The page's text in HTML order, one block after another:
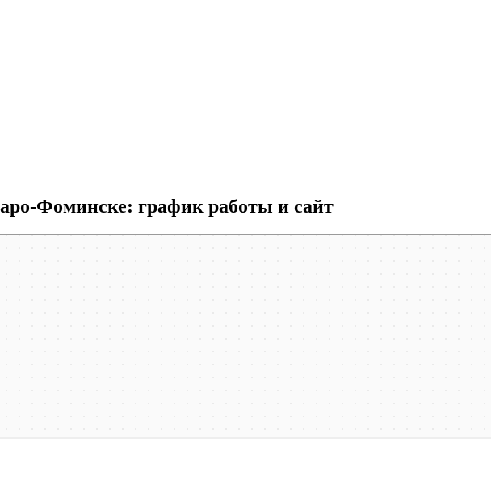
Фоминске: график работы и сайт